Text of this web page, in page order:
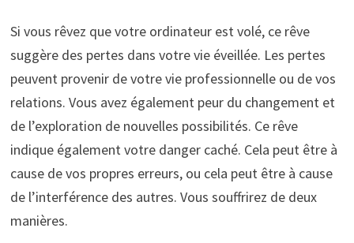
Si vous rêvez que votre ordinateur est volé, ce rêve
suggère des pertes dans votre vie éveillée. Les pertes
peuvent provenir de votre vie professionnelle ou de vos
relations. Vous avez également peur du changement et
de l’exploration de nouvelles possibilités. Ce rêve
indique également votre danger caché. Cela peut être à
cause de vos propres erreurs, ou cela peut être à cause
de l’interférence des autres. Vous souffrirez de deux
manières.